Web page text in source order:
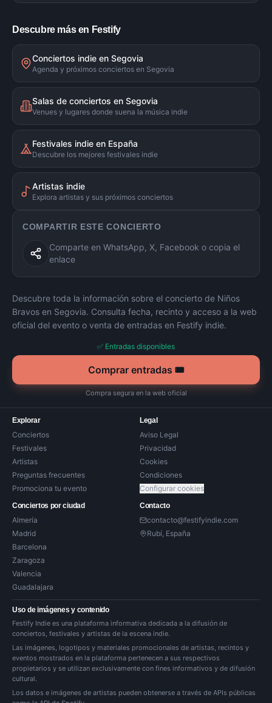
Descubre más en Festify
Conciertos indie en Segovia
Agenda y próximos conciertos en Segovia
Salas de conciertos en Segovia
Venues y lugares donde suena la música indie
Festivales indie en España
Descubre los mejores festivales indie
Artistas indie
Explora artistas y sus próximos conciertos
COMPARTIR ESTE CONCIERTO
Comparte en WhatsApp, X, Facebook o copia el
enlace
Descubre toda la información sobre el concierto de Niños
Bravos en Segovia. Consulta fecha, recinto y acceso a la web
oficial del evento o venta de entradas en Festify indie.
✅ Entradas disponibles
Comprar entradas 🎟️
Compra segura en la web oficial
Explorar
Conciertos
Festivales
Artistas
Preguntas frecuentes
Promociona tu evento
Legal
Aviso Legal
Privacidad
Cookies
Condiciones
Configurar cookies
Conciertos por ciudad
Almería
Madrid
Barcelona
Zaragoza
Valencia
Guadalajara
Contacto
contacto@festifyindie.com
Rubí, España
Uso de imágenes y contenido
Festify Indie es una plataforma informativa dedicada a la difusión de
conciertos, festivales y artistas de la escena indie.
Las imágenes, logotipos y materiales promocionales de artistas, recintos y
eventos mostrados en la plataforma pertenecen a sus respectivos
propietarios y se utilizan exclusivamente con fines informativos y de difusión
cultural.
Los datos e imágenes de artistas pueden obtenerse a través de APIs públicas